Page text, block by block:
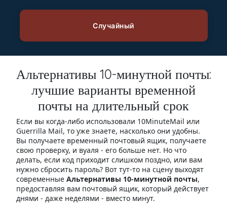
Альтернативы 10-минутной почты:
лучшие варианты временной
почты на длительный срок
Если вы когда-либо использовали 10MinuteMail или
Guerrilla Mail, то уже знаете, насколько они удобны.
Вы получаете временный почтовый ящик, получаете
свою проверку, и вуаля - его больше нет. Но что
делать, если код приходит слишком поздно, или вам
нужно сбросить пароль? Вот тут-то на сцену выходят
современные Альтернативы 10-минутной почты,
предоставляя вам почтовый ящик, который действует
днями - даже неделями - вместо минут.